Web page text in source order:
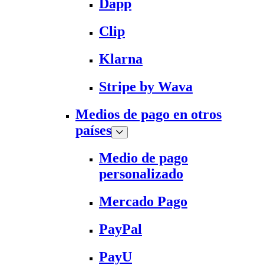
Dapp
Clip
Klarna
Stripe by Wava
Medios de pago en otros
países
Medio de pago
personalizado
Mercado Pago
PayPal
PayU